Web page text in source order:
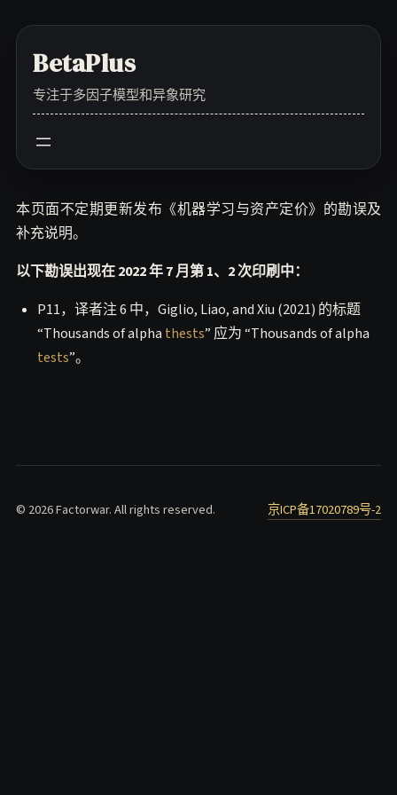
contentBetaPlus
专注于多因子模型和异象研究
本页面不定期更新发布《机器学习与资产定价》的勘误及
补充说明。
以下勘误出现在 2022 年 7 月第 1、2 次印刷中：
P11，译者注 6 中，Giglio, Liao, and Xiu (2021) 的标题
“Thousands of alpha thests” 应为 “Thousands of alpha
tests”。
© 2026 Factorwar. All rights reserved. 京ICP备17020789号-2